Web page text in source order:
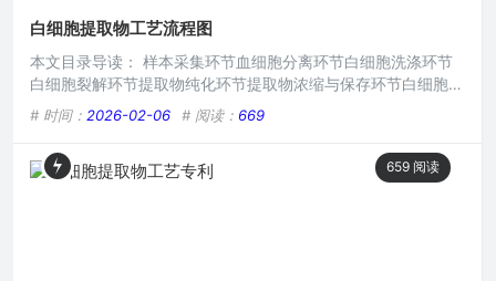
白细胞提取物工艺流程图
本文目录导读： 样本采集环节血细胞分离环节白细胞洗涤环节
白细胞裂解环节提取物纯化环节提取物浓缩与保存环节白细胞是
人体免疫系统的重要组成部分，在抵御病原体入侵等方面发挥着
关键作用，对白细胞提取物的研究与应用具有重要意义，而了解
其工艺流程则是深入探究的基础,下面为大家详细介绍白细胞提
取物的工艺流程图及各环节要点。 样本采集环节 白细胞提取物
# 时间： 2026-02-06 # 阅读： 669
659 阅读